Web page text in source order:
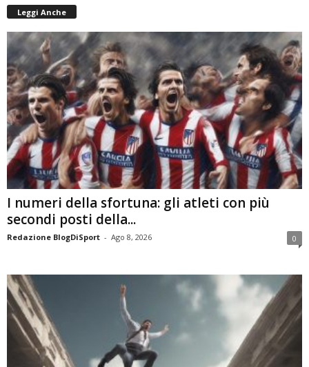
Leggi Anche
I numeri della sfortuna: gli atleti con più
secondi posti della...
Redazione BlogDiSport - Ago 8, 2026 0